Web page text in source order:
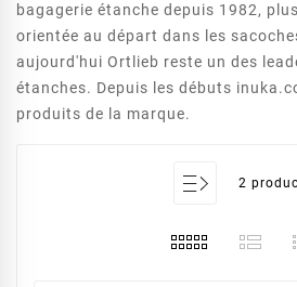
bagagerie étanche depuis 1982,
orientée au départ dans les
aujourd'hui Ortlieb reste un des
étanches. Depuis les débuts
produits de la marque.
2